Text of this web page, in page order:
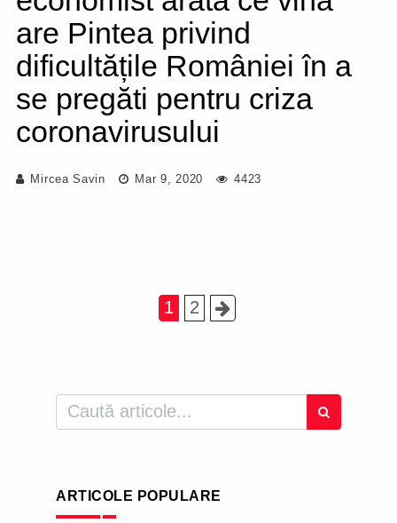
are Pintea privind
dificultățile României în a
se pregăti pentru criza
coronavirusului
Mircea Savin Mar 9, 2020 4423
1 2
ARTICOLE POPULARE